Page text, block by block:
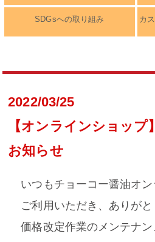
SDGsへの取り組み カ
2022/03/25
【オンラインショッ
お知らせ
いつもチョーコー醤油オ
ご利用いただき、ありがと
価格改定作業のメンテナ